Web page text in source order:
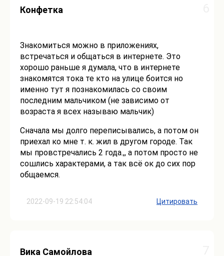
2022-09-19 22:54:04
Конфетка
Знакомиться можно в приложениях,
встречаться и общаться в интернете. Это
хорошо раньше я думала, что в интернете
знакомятся тока те кто на улице боится но
именно тут я познакомилась со своим
последним мальчиком (не зависимо от
возраста я всех называю мальчик)
Сначала мы долго переписывались, а потом он
приехал ко мне т. к. жил в другом городе. Так
мы провстречались 2 года.,, а потом просто не
сошлись характерами, а так всё ок до сих пор
общаемся.
Цитировать
Вика Самойлова